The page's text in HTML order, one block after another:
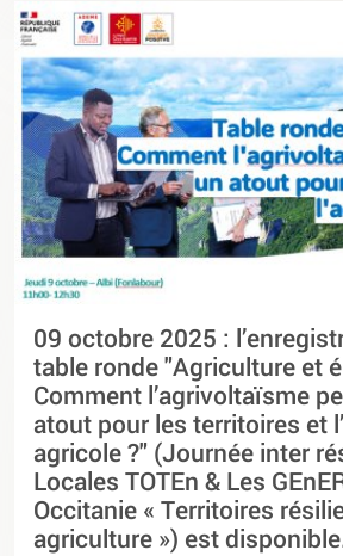
09 octobre 2025 :
table ronde "Agriculture et
Comment l’agrivoltaïsme
atout pour les territoires et
agricole ?" (Journée inter
Locales TOTEn & Les
Occitanie « Territoires
agriculture ») est